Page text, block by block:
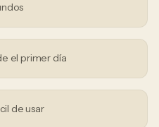
el primer día
de usar